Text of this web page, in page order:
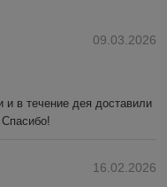
09.03.2026
в течение дея доставили
16.02.2026